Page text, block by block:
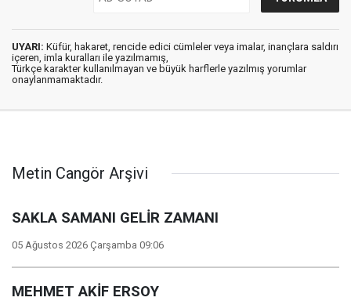
UYARI: Küfür, hakaret, rencide edici cümleler veya imalar, inançlara saldırı
içeren, imla kuralları ile yazılmamış,
Türkçe karakter kullanılmayan ve büyük harflerle yazılmış yorumlar
onaylanmamaktadır.
Metin Cangör Arşivi
SAKLA SAMANI GELİR ZAMANI
05 Ağustos 2026 Çarşamba 09:06
MEHMET AKİF ERSOY